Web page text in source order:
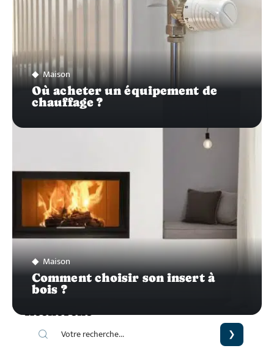
Maison
Où acheter un équipement de
chauffage ?
Maison
Comment choisir son insert à
bois ?